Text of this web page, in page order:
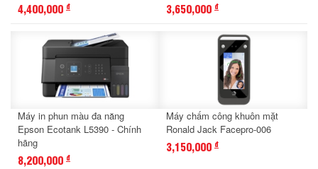
4,400,000 đ 3,650,000 đ
Máy in phun màu đa năng
Epson Ecotank L5390 - Chính
hãng
8,200,000 đ
Máy chấm công khuôn mặt
Ronald Jack Facepro-006
3,150,000 đ